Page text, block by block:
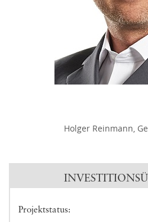
Holger Reinmann,
Projektstatus: